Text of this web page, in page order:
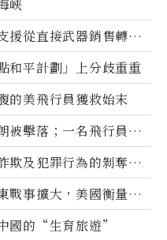
峽
援從直接武器銷售轉向
和平計劃」上分歧重重
的美飛行員獲救始末
被擊落；一名飛行員失
欺及犯罪行為的剝奪公
戰事擴大，美國衡量地
國的“生育旅遊”